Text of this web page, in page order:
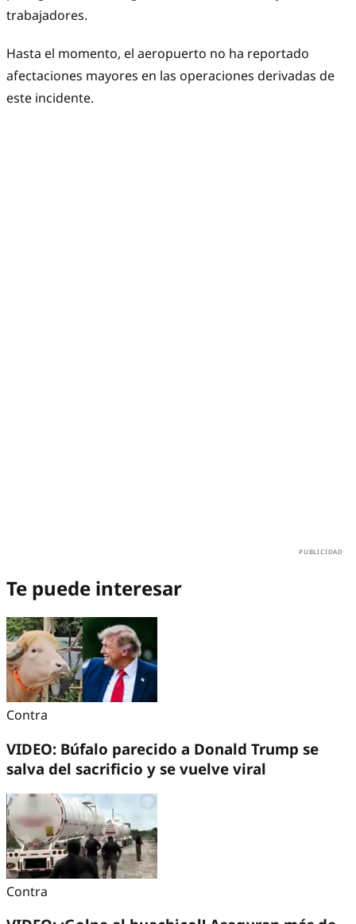
trabajadores.
Hasta el momento, el aeropuerto no ha reportado
afectaciones mayores en las operaciones derivadas de
este incidente.
Te puede interesar
Contra
VIDEO: Búfalo parecido a Donald Trump se
salva del sacrificio y se vuelve viral
Contra